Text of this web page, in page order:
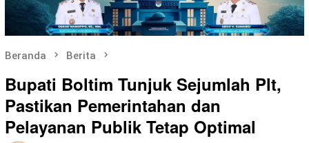
Beranda Berita
Bupati Boltim Tunjuk Sejumlah Plt,
Pastikan Pemerintahan dan
Pelayanan Publik Tetap Optimal